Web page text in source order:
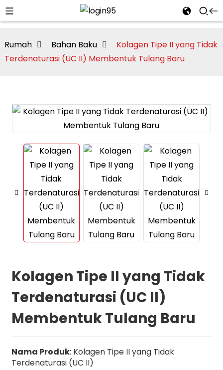
Rumah Bahan Baku
Kolagen Tipe II yang Tidak
Terdenaturasi (UC II) Membentuk Tulang Baru
Kolagen Tipe II yang Tidak
Terdenaturasi (UC II)
Membentuk Tulang Baru
Nama Produk: Kolagen Tipe II yang Tidak
Terdenaturasi (UC II)